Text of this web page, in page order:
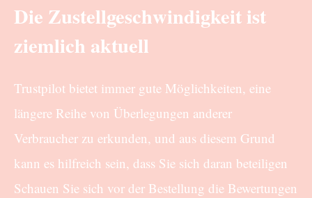
Die Zustellgeschwindigkeit ist
ziemlich aktuell
Trustpilot bietet immer gute Möglichkeiten, eine
längere Reihe von Überlegungen anderer
Verbraucher zu erkunden, und aus diesem Grund
kann es hilfreich sein, dass Sie sich daran beteiligen
Schauen Sie sich vor der Bestellung die Bewertungen